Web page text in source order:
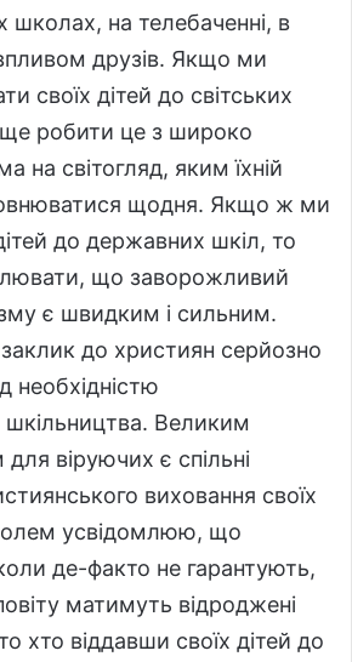
школах, на телебаченні, в
впливом друзів. Якщо ми
своїх дітей до світських
робити це з широко
на світогляд, яким їхній
щодня. Якщо ж ми
до державних шкіл, то
що заворожливий
є швидким і сильним.
до християн серйозно
необхідністю
шкільництва. Великим
віруючих є спільні
виховання своїх
усвідомлюю, що
де-факто не гарантують,
матимуть відроджені
хто віддавши своїх дітей до